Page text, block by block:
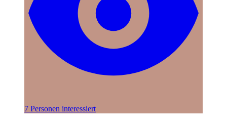
7 Personen interessiert